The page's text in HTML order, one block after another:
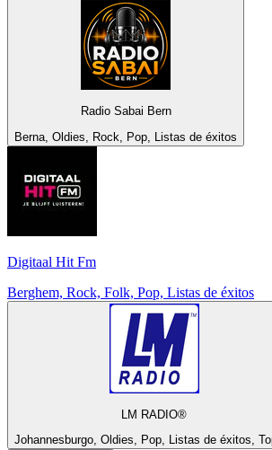
Radio Sabai Bern
Berna, Oldies, Rock, Pop, Listas de éxitos
Digitaal Hit Fm
Berghem, Rock, Folk, Pop, Listas de éxitos
LM RADIO®
Johannesburgo, Oldies, Pop, Listas de éxitos,